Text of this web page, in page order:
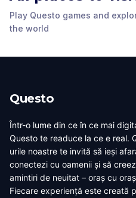
Play Questo games and
the world
The clock
Chambéry
La Fontaine des
Eléphants
Questo
Într-o lume din ce în ce mai
Questo te readuce la ce e real.
urile noastre te invită să ieși
conectezi cu oamenii și să
amintiri de neuitat – oraș cu
Fiecare experiență este creată